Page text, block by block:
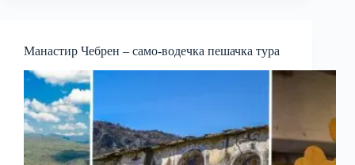
Манастир Чебрен – само-водечка пешачка тура